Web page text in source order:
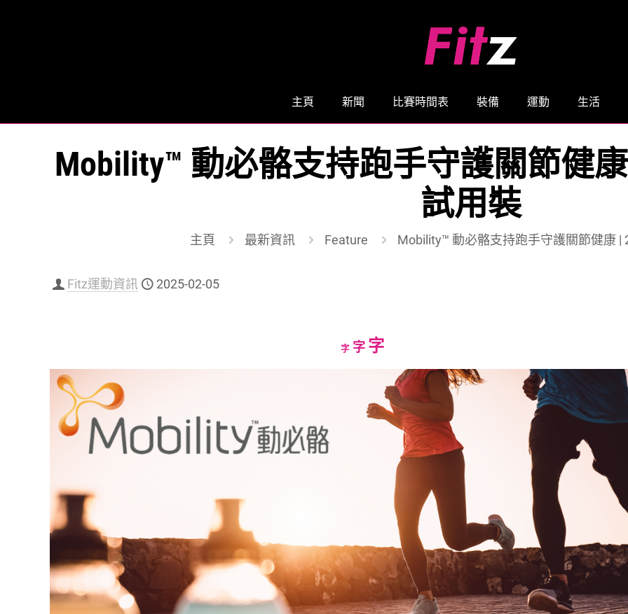
主頁 新聞 比賽時間表 裝備 運動 生活
Mobility™ 動必骼支持跑手守護關節健
試用裝
主頁 最新資訊 Feature Mobility™ 動必骼支持跑手守護關節健康 |
Fitz運動資訊 2025-02-05
字Decrease
字Reset
size.
字Increase
font
size.